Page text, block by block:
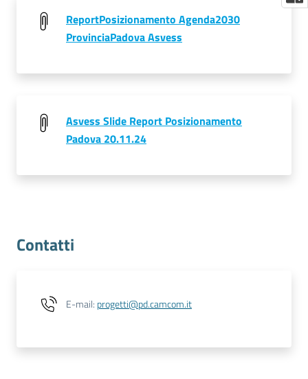
ReportPosizionamento Agenda2030
ProvinciaPadova Asvess
Asvess Slide Report Posizionamento
Padova 20.11.24
Contatti
E-mail: progetti@pd.camcom.it